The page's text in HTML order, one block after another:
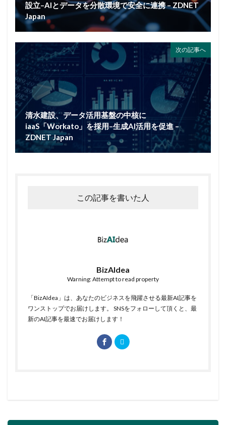
設立–AIとデータを分散環境で安全に連携 – ZDNET
Japan
次の記事へ
清水建設、データ活用基盤の中核に
iaaS「Workato」を採用–生成AI活用を促進 –
ZDNET Japan
この記事を書いた人
BizAIdea
Warning: Attempt to read property
「BizAIdea」は、あなたのビジネスを飛躍させる最新AI記事を
ワンストップでお届けします。 SNSをフォローして頂くと、最
新のAI記事を最速でお届けします！